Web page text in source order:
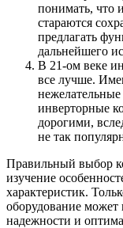
понимать, что
стараются
предлагать
дальнейшего
В 21-ом веке
все лучше.
инверторные
дорогими,
не так
Правильный выбор
изучение
характеристик.
оборудование
надежности и